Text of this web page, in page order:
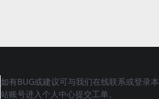
如有BUG或建议可与我们在线联系或登录本
站账号进入个人中心提交工单。